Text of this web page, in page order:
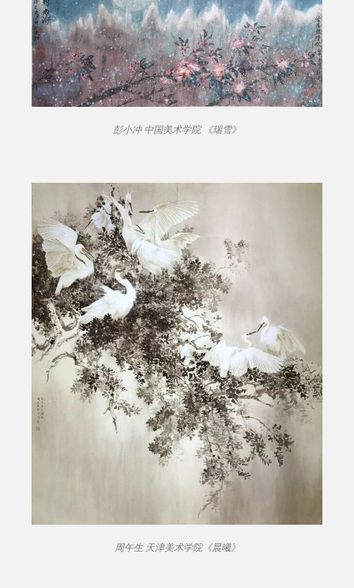
彭小冲 中国美术学院 《瑞雪》
周午生 天津美术学院《晨曦》